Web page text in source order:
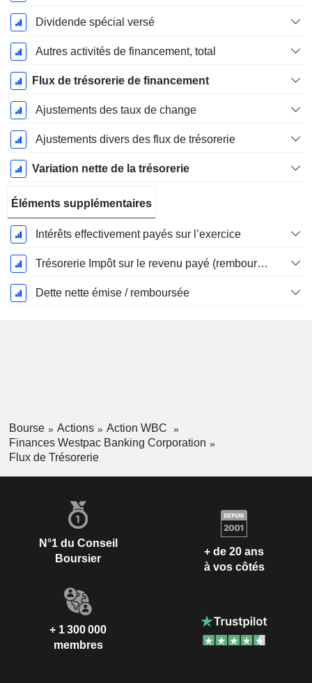
Dividende spécial versé
Autres activités de financement, total
Flux de trésorerie de financement
Ajustements des taux de change
Ajustements divers des flux de trésorerie
Variation nette de la trésorerie
Éléments supplémentaires
Intérêts effectivement payés sur l’exercice
Trésorerie Impôt sur le revenu payé (remboursement)Impôt effectivement payé (remboursé) sur l’exercice
Dette nette émise / remboursée
Bourse Actions
Action WBC
Finances Westpac Banking Corporation
Flux de Trésorerie
N°1 du Conseil
Boursier
+ de 20 ans
à vos côtés
+ 1 300 000
membres